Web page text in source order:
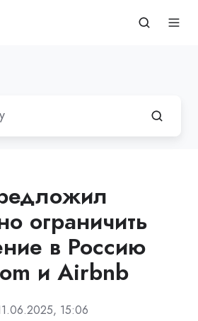
ограничить
в Россию
и Airbnb
15:06